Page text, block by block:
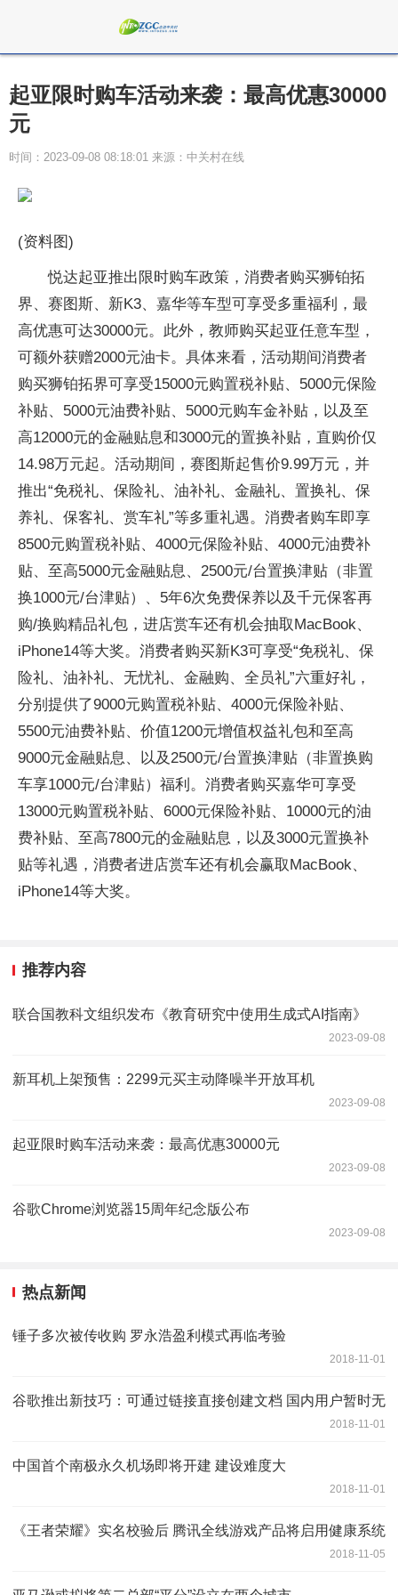
起亚限时购车活动来袭：最高优惠30000
元
时间：2023-09-08 08:18:01 来源：中关村在线
(资料图)
悦达起亚推出限时购车政策，消费者购买狮铂拓
界、赛图斯、新K3、嘉华等车型可享受多重福利，最
高优惠可达30000元。此外，教师购买起亚任意车型，
可额外获赠2000元油卡。具体来看，活动期间消费者
购买狮铂拓界可享受15000元购置税补贴、5000元保险
补贴、5000元油费补贴、5000元购车金补贴，以及至
高12000元的金融贴息和3000元的置换补贴，直购价仅
14.98万元起。活动期间，赛图斯起售价9.99万元，并
推出“免税礼、保险礼、油补礼、金融礼、置换礼、保
养礼、保客礼、赏车礼”等多重礼遇。消费者购车即享
8500元购置税补贴、4000元保险补贴、4000元油费补
贴、至高5000元金融贴息、2500元/台置换津贴（非置
换1000元/台津贴）、5年6次免费保养以及千元保客再
购/换购精品礼包，进店赏车还有机会抽取MacBook、
iPhone14等大奖。消费者购买新K3可享受“免税礼、保
险礼、油补礼、无忧礼、金融购、全员礼”六重好礼，
分别提供了9000元购置税补贴、4000元保险补贴、
5500元油费补贴、价值1200元增值权益礼包和至高
9000元金融贴息、以及2500元/台置换津贴（非置换购
车享1000元/台津贴）福利。消费者购买嘉华可享受
13000元购置税补贴、6000元保险补贴、10000元的油
费补贴、至高7800元的金融贴息，以及3000元置换补
贴等礼遇，消费者进店赏车还有机会赢取MacBook、
iPhone14等大奖。
推荐内容
联合国教科文组织发布《教育研究中使用生成式AI指南》
2023-09-08
新耳机上架预售：2299元买主动降噪半开放耳机
2023-09-08
起亚限时购车活动来袭：最高优惠30000元
2023-09-08
谷歌Chrome浏览器15周年纪念版公布
2023-09-08
热点新闻
锤子多次被传收购 罗永浩盈利模式再临考验
2018-11-01
谷歌推出新技巧：可通过链接直接创建文档 国内用户暂时无
2018-11-01
中国首个南极永久机场即将开建 建设难度大
2018-11-01
《王者荣耀》实名校验后 腾讯全线游戏产品将启用健康系统
2018-11-05